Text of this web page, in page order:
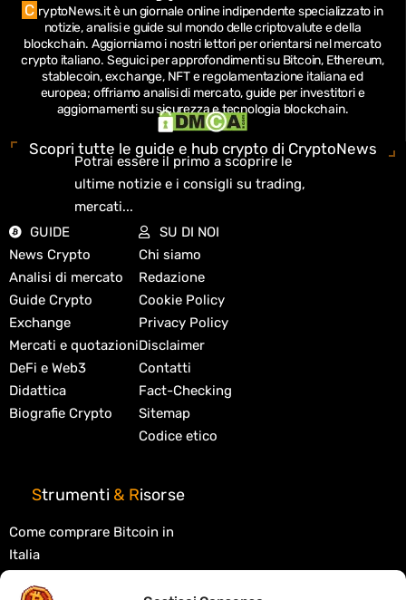
C ryptoNews.it è un giornale online indipendente specializzato in
notizie, analisi e guide sul mondo delle criptovalute e della
blockchain. Aggiorniamo i nostri lettori per orientarsi nel mercato
crypto italiano. Seguici per approfondimenti su Bitcoin, Ethereum,
stablecoin, exchange, NFT e regolamentazione italiana ed
europea; offriamo analisi di mercato, guide per investitori e
aggiornamenti su sicurezza e tecnologia blockchain.
Scopri tutte le guide e hub crypto di CryptoNews
Potrai essere il primo a scoprire le
ultime notizie e i consigli su trading,
mercati...
GUIDE
News Crypto
Analisi di mercato
Guide Crypto
Exchange
Mercati e quotazioni
DeFi e Web3
Didattica
Biografie Crypto
SU DI NOI
Chi siamo
Redazione
Cookie Policy
Privacy Policy
Disclaimer
Contatti
Fact-Checking
Sitemap
Codice etico
Strumenti & Risorse
Come comprare Bitcoin in
Italia
Migliori exchange crypto